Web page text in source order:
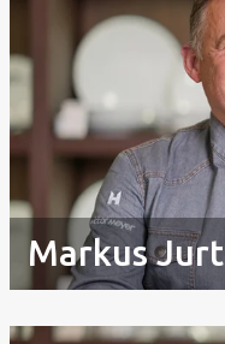
Markus Jurt